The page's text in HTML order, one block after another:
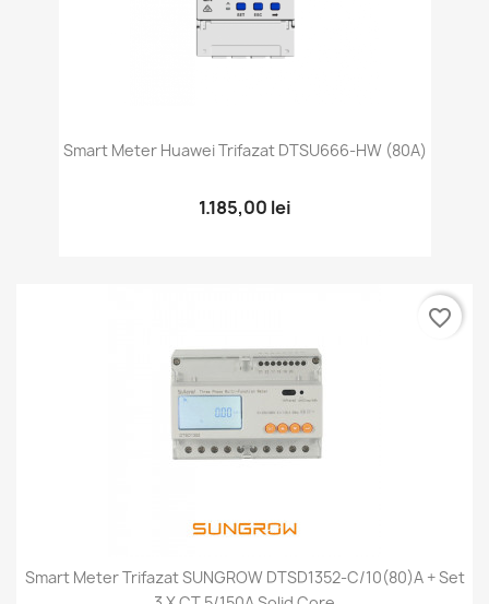
Smart Meter Huawei Trifazat DTSU666-HW (80A)
1.185,00 lei
Smart Meter Trifazat SUNGROW DTSD1352-C/10(80)A + Set
favorite_border